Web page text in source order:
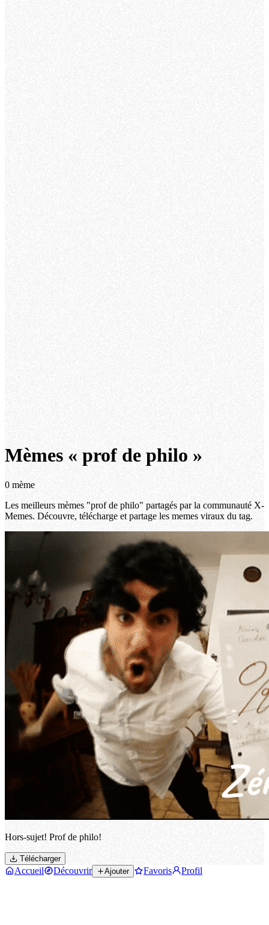
Mèmes « prof de philo »
0 mème
Les meilleurs mèmes "prof de philo" partagés par la communauté X-
Memes. Découvre, télécharge et partage les memes viraux du tag.
Hors-sujet! Prof de philo!
Télécharger
Accueil Découvrir Ajouter Favoris Profil